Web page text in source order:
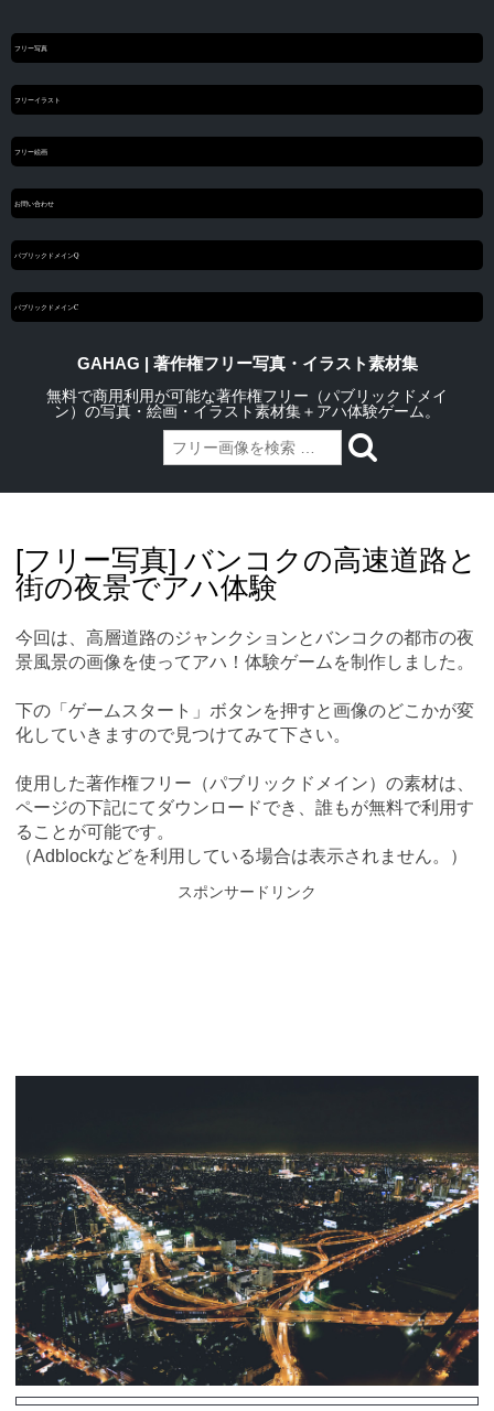
フリー写真
フリーイラスト
フリー絵画
お問い合わせ
パブリックドメインQ
パブリックドメインC
GAHAG | 著作権フリー写真・イラスト素材集
無料で商用利用が可能な著作権フリー（パブリックドメイ
ン）の写真・絵画・イラスト素材集＋アハ体験ゲーム。
content[フリー写真] バンコクの高速道路と
街の夜景でアハ体験
今回は、高層道路のジャンクションとバンコクの都市の夜
景風景の画像を使ってアハ！体験ゲームを制作しました。
下の「ゲームスタート」ボタンを押すと画像のどこかが変
化していきますので見つけてみて下さい。
使用した著作権フリー（パブリックドメイン）の素材は、
ページの下記にてダウンロードでき、誰もが無料で利用す
ることが可能です。
（Adblockなどを利用している場合は表示されません。）
スポンサードリンク